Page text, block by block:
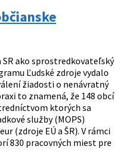
ako sprostredkovateľský
Ľudské zdroje vydalo
žiadosti o nenávratný
to znamená, že 148 obcí
ktorých sa
služby (MOPS)
(zdroje EÚ a ŠR). V rámci
830 pracovných miest pre